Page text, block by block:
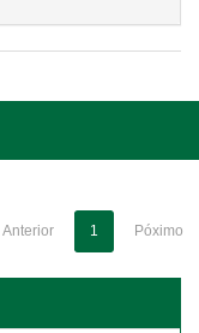
Anterior 1 Póximo